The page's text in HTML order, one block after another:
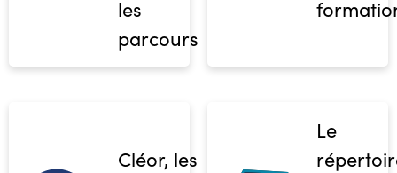
les
parcours
Cléor, les
Le